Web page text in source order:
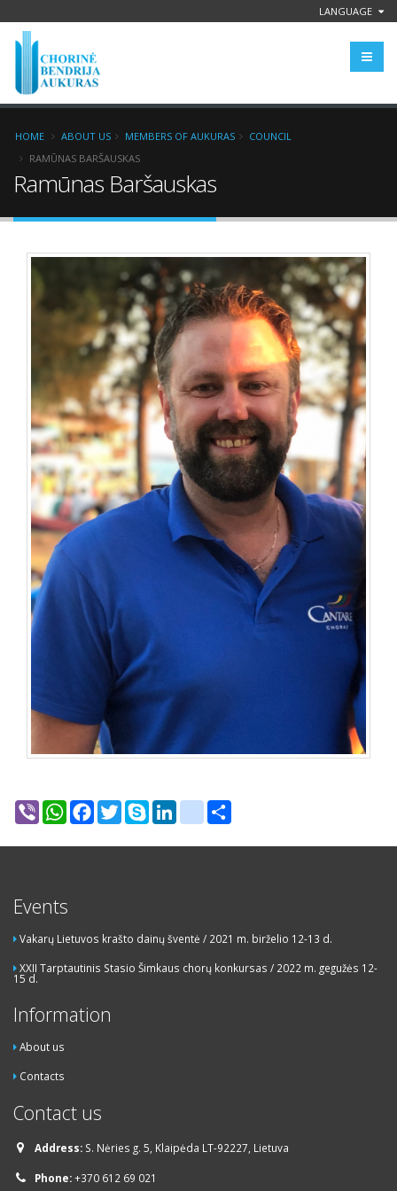
LANGUAGE
HOME ABOUT US MEMBERS OF AUKURAS
COUNCIL
RAMŪNAS BARŠAUSKAS
Ramūnas Baršauskas
Viber WhatsAppFacebook
TwitterSkypeLinkedIngoogle_bookmarks
Events
Vakarų Lietuvos krašto dainų šventė / 2021 m. birželio 12-13 d.
XXII Tarptautinis Stasio Šimkaus chorų konkursas / 2022 m. gegužės 12-
15 d.
Information
About us
Contacts
Contact us
Address: S. Nėries g. 5, Klaipėda LT-92227, Lietuva
Phone:+370 612 69 021